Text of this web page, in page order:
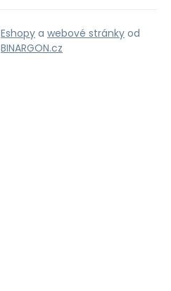
Eshopy a webové stránky od
BINARGON.cz